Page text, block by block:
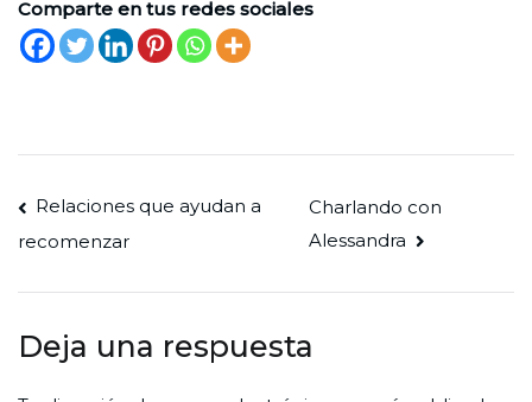
Comparte en tus redes sociales
Navegación
de
Relaciones que ayudan a
recomenzar
Charlando con
Alessandra
Deja una respuesta